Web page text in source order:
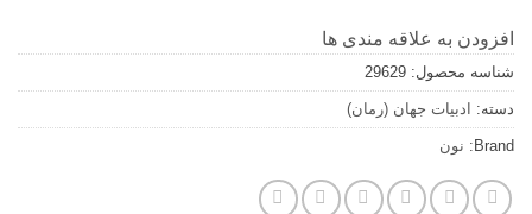
افزودن به علاقه مندی ها
شناسه محصول: 29629
دسته: ادبيات جهان (رمان)
Brand: نون